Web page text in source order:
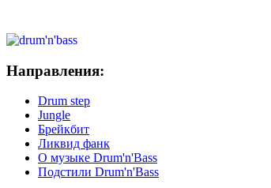
Направления:
Drum step
Jungle
Брейкбит
Ликвид фанк
О музыке Drum'n'Bass
Подстили Drum'n'Bass